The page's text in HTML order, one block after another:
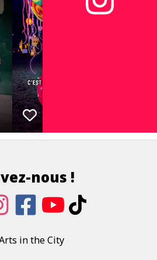
nous !
in the City